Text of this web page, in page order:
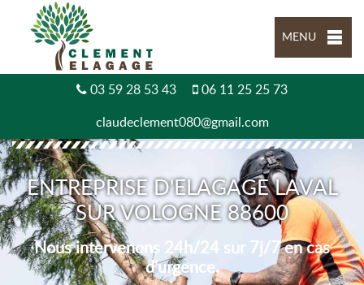
MENU
03 59 28 53 43 06 11 25 25 73
claudeclement080@gmail.com
ENTREPRISE D'ELAGAGE LAVAL
SUR VOLOGNE 88600
Nous intervenons 24h/24 sur 7j/7 en cas
d'urgence.